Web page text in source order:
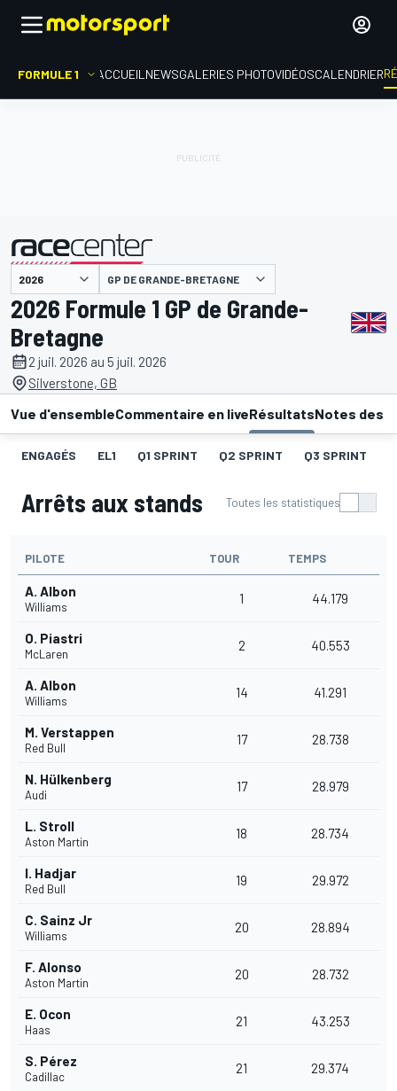
FORMULE 1 ACCUEIL NEWSGALERIES PHOTOVIDÉOSCALENDRIER
présenté par GP DE GRANDE-BRETAGNE
2026 Formule 1 GP de Grande-
Bretagne
2 juil. 2026 au 5 juil. 2026
Silverstone, GB
Vue d'ensembleCommentaire en liveRésultatsNotes des
ENGAGÉS EL1 Q1 SPRINT Q2 SPRINT Q3 SPRINT
Arrêts aux stands Toutes les statistiques
PILOTE TOUR TEMPS
A. Albon
Williams
1 44.179
O. Piastri
McLaren
2 40.553
A. Albon
Williams
14 41.291
M. Verstappen
Red Bull
17 28.738
N. Hülkenberg
Audi
17 28.979
L. Stroll
Aston Martin
18 28.734
I. Hadjar
Red Bull
19 29.972
C. Sainz Jr
Williams
20 28.894
F. Alonso
Aston Martin
20 28.732
E. Ocon
Haas
21 43.253
S. Pérez
Cadillac
21 29.374